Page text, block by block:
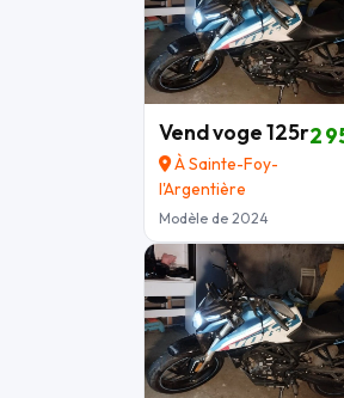
Vend voge 125r
À Sainte-Foy-
l'Argentière
Modèle de 2024
2